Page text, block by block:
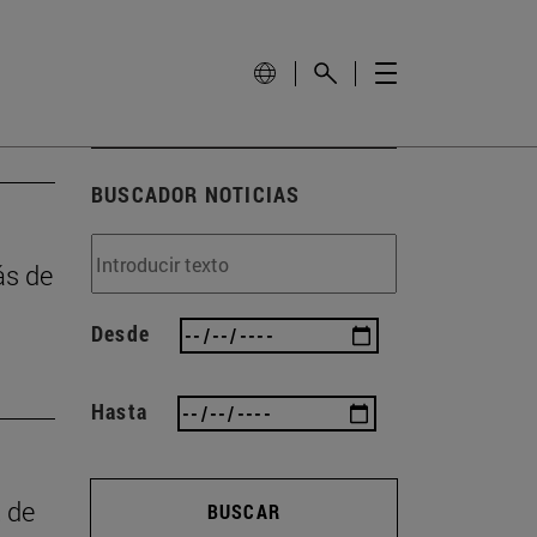
de
de
BUSCADOR NOTICIAS
Desde
Hasta
BUSCAR